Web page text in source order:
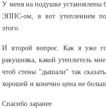
У меня на подушке установлены
ЭППС-ом, в вот утеплением
этого.
И второй вопрос. Как я уже
ракушняка, какой утеплитель
чтоб стены "дышали" так
хорошей и конечно цена не
Спасибо заранее